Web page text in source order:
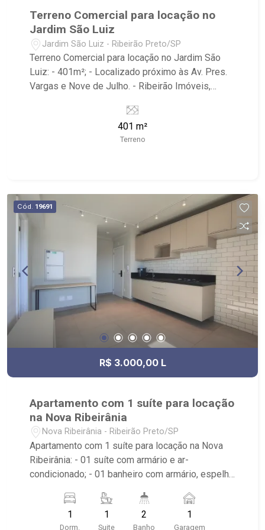
Terreno Comercial para locação no
Jardim São Luiz
Jardim São Luiz - Ribeirão Preto/SP
Terreno Comercial para locação no Jardim São
Luiz: - 401m²; - Localizado próximo às Av. Pres.
Vargas e Nove de Julho. - Ribeirão Imóveis,
se em casa na Ribeirão Imóveis, afinal Somos e
Vivemos Ribeirão: - funcionários capacitados; -
processos rápidos e eficientes; - análise
Imóveis - sede na Av. Professor João Fiusa;
401 m²
Terreno
Cód. 19691
R$ 3.000,00 L
Apartamento com 1 suíte para locação
na Nova Ribeirânia
Nova Ribeirânia - Ribeirão Preto/SP
Apartamento com 1 suíte para locação na Nova
Ribeirânia: - 01 suíte com armário e ar-
condicionado; - 01 banheiro com armário, espelho
com ar-condicionado; - Cozinha com cooktop; -
Sacada com fechamento em vidro; - Condomínio
1
Dorm.
1
Suite
2
Banho
1
Garagem